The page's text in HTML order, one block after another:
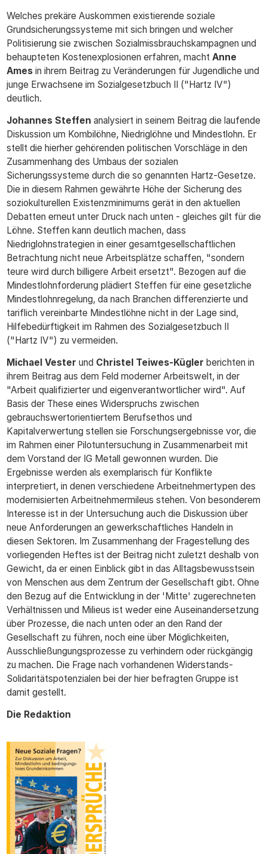
Welches prekäre Auskommen existierende soziale
Grundsicherungssysteme mit sich bringen und welcher
Politisierung sie zwischen Sozialmissbrauchskampagnen und
behaupteten Kostenexplosionen erfahren, macht Anne
Amesin ihrem Beitrag zu Veränderungen für Jugendliche und
junge Erwachsene im Sozialgesetzbuch II ("Hartz IV")
deutlich.
Johannes Steffen analysiert in seinem Beitrag die laufende
Diskussion um Kombilöhne, Niedriglöhne und Mindestlohn. Er
stellt die hierher gehörenden politischen Vorschläge in den
Zusammenhang des Umbaus der sozialen
Sicherungssysteme durch die so genannten Hartz-Gesetze.
Die in diesem Rahmen gewährte Höhe der Sicherung des
soziokulturellen Existenzminimums gerät in den aktuellen
Debatten erneut unter Druck nach unten - gleiches gilt für die
Löhne. Steffen kann deutlich machen, dass
Niedriglohnstrategien in einer gesamtgesellschaftlichen
Betrachtung nicht neue Arbeitsplätze schaffen, "sondern
teure wird durch billigere Arbeit ersetzt". Bezogen auf die
Mindestlohnforderung plädiert Steffen für eine gesetzliche
Mindestlohnregelung, da nach Branchen differenzierte und
tariflich vereinbarte Mindestlöhne nicht in der Lage sind,
Hilfebedürftigkeit im Rahmen des Sozialgesetzbuch II
("Hartz IV") zu vermeiden.
Michael Vester und Christel Teiwes-Kügler berichten in
ihrem Beitrag aus dem Feld moderner Arbeitswelt, in der
"Arbeit qualifizierter und eigenverantwortlicher wird". Auf
Basis der These eines Widerspruchs zwischen
gebrauchswertorientiertem Berufsethos und
Kapitalverwertung stellen sie Forschungsergebnisse vor, die
im Rahmen einer Pilotuntersuchung in Zusammenarbeit mit
dem Vorstand der IG Metall gewonnen wurden. Die
Ergebnisse werden als exemplarisch für Konflikte
interpretiert, in denen verschiedene Arbeitnehmertypen des
modernisierten Arbeitnehmermileus stehen. Von besonderem
Interesse ist in der Untersuchung auch die Diskussion über
neue Anforderungen an gewerkschaftliches Handeln in
diesen Sektoren. Im Zusammenhang der Fragestellung des
vorliegenden Heftes ist der Beitrag nicht zuletzt deshalb von
Gewicht, da er einen Einblick gibt in das Alltagsbewusstsein
von Menschen aus dem Zentrum der Gesellschaft gibt. Ohne
den Bezug auf die Entwicklung in der 'Mitte' zugerechneten
Verhältnissen und Milieus ist weder eine Auseinandersetzung
über Prozesse, die nach unten oder an den Rand der
Gesellschaft zu führen, noch eine über Möglichkeiten,
Ausschließungungsprozesse zu verhindern oder rückgängig
zu machen. Die Frage nach vorhandenen Widerstands-
Solidaritätspotenzialen bei der hier befragten Gruppe ist
damit gestellt.
Die Redaktion
ws_titel_102.gif